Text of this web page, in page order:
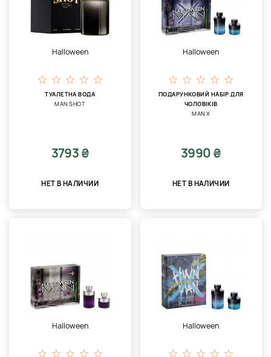
Halloween
ТУАЛЕТНА ВОДА
MAN SHOT
3793 ₴
НЕТ В НАЛИЧИИ
Halloween
ПОДАРУНКОВИЙ НАБІР ДЛЯ
ЧОЛОВІКІВ
MAN X
3990 ₴
НЕТ В НАЛИЧИИ
Halloween Halloween